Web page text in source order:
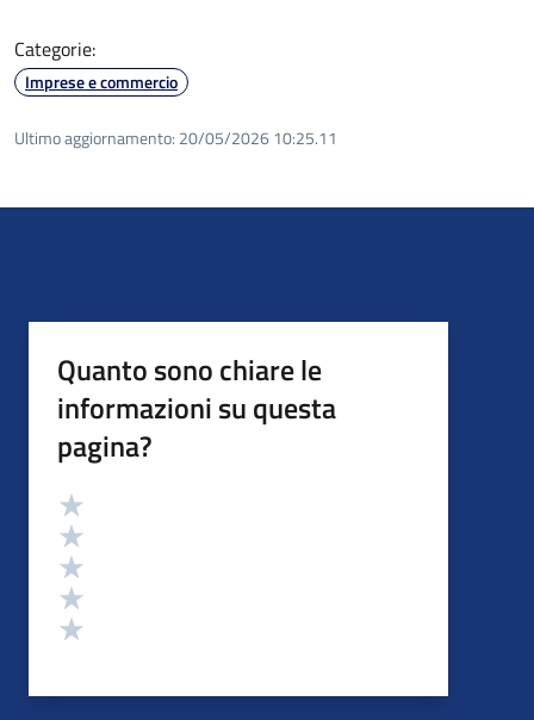
Categorie:
Imprese e commercio
Ultimo aggiornamento: 20/05/2026 10:25.11
Quanto sono chiare le
informazioni su questa
pagina?
Valutazione